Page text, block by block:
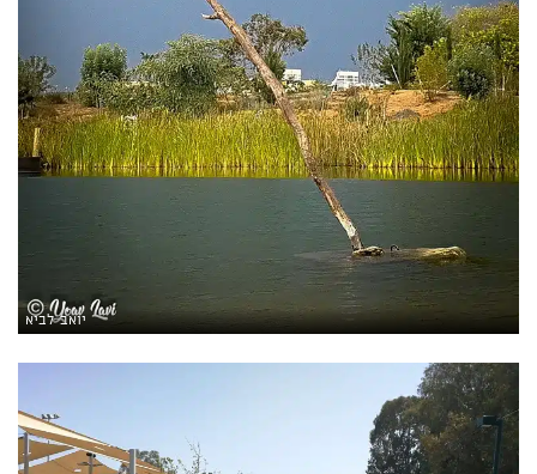
יואב לביא